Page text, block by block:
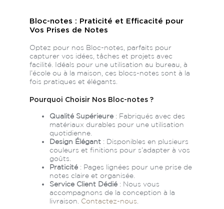
12x12 cm
14.8x14.8 cm
Télécharger le
gabarit
21x21 cm
Télécharger le
gabarit
A4 portrait - 21x29.7
gabarit
A5 portrait - 14.8x21
Télécharger le
gabarit
Bloc-notes : Praticité et Efficacité pour
Vos Prises de Notes
Optez pour nos Bloc-notes, parfaits pour
capturer vos idées, tâches et projets avec
facilité. Idéals pour une utilisation au bureau, à
l’école ou à la maison, ces blocs-notes sont à la
fois pratiques et élégants.
Pourquoi Choisir Nos Bloc-notes ?
Qualité Supérieure : Fabriqués avec des
matériaux durables pour une utilisation
quotidienne.
Design Élégant : Disponibles en plusieurs
couleurs et finitions pour s’adapter à vos
goûts.
Praticité : Pages lignées pour une prise de
notes claire et organisée.
Service Client Dédié : Nous vous
accompagnons de la conception à la
livraison. Contactez-nous.